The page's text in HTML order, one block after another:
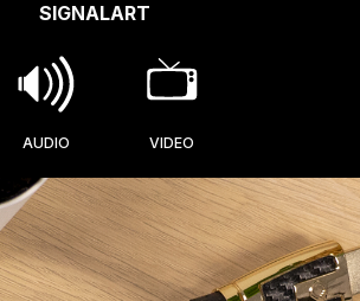
SIGNALART
AUDIO VIDEO